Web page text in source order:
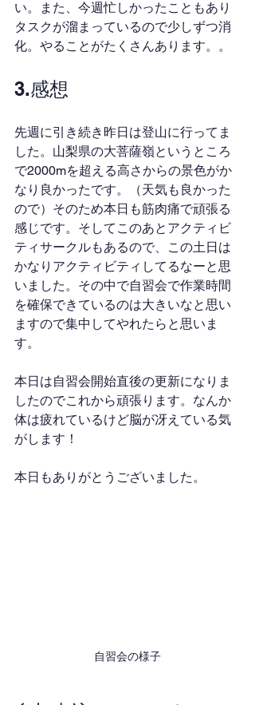
い。また、今週忙しかったこともあり
タスクが溜まっているので少しずつ消
化。やることがたくさんあります。。
3.感想
先週に引き続き昨日は登山に行ってま
した。山梨県の大菩薩嶺というところ
で2000mを超える高さからの景色がか
なり良かったです。（天気も良かった
ので）そのため本日も筋肉痛で頑張る
感じです。そしてこのあとアクティビ
ティサークルもあるので、この土日は
かなりアクティビティしてるなーと思
いました。その中で自習会で作業時間
を確保できているのは大きいなと思い
ますので集中してやれたらと思いま
す。
本日は自習会開始直後の更新になりま
したのでこれから頑張ります。なんか
体は疲れているけど脳が冴えている気
がします！
本日もありがとうございました。
自習会の様子